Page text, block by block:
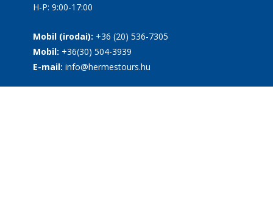
H-P: 9:00-17:00
Mobil (irodai): +36 (20) 536-7305
Mobil: +36(30) 504-3939
E-mail: info@hermestours.hu